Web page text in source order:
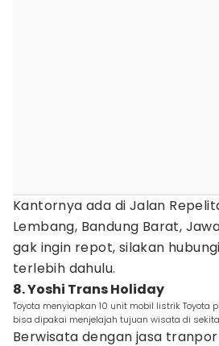
Kantornya ada di Jalan
Lembang, Bandung Barat,
gak ingin repot, silakan
terlebih dahulu.
8. Yoshi Trans Holiday
Toyota menyiapkan 10 unit mobil listrik Toyota
bisa dipakai menjelajah tujuan wisata di
Berwisata dengan jasa